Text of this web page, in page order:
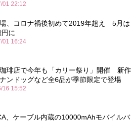
01 22:12
、コロナ禍後初めて2019年超え 5月は
に
01 16:24
琲店で今年も「カリー祭り」開催 新作
ンドッグなど全6品が季節限定で登場
16 15:52
、ケーブル内蔵の10000mAhモバイルバ